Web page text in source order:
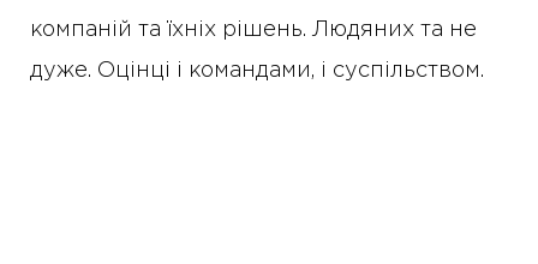
компаній та їхніх рішень. Людяних та не
дуже. Оцінці і командами, і суспільством.